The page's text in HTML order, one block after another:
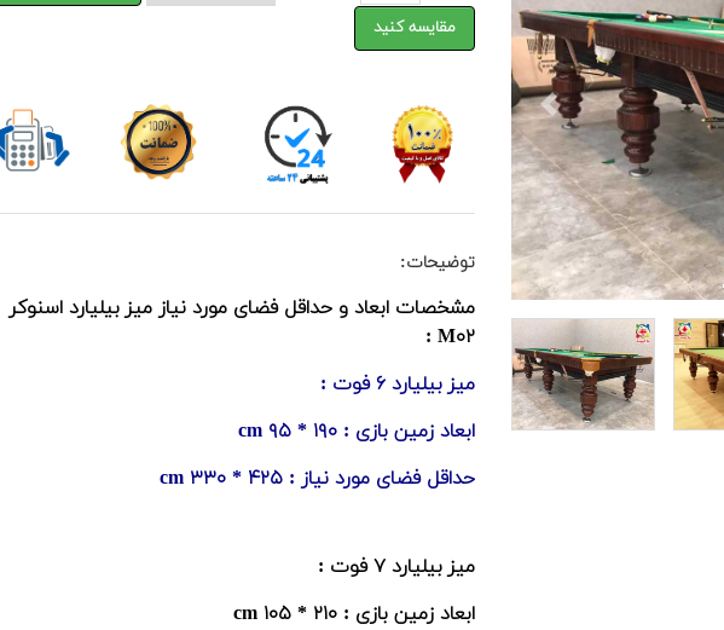
Previous
مقایسه کنید
توضیحات:
مشخصات ابعاد و حداقل فضای مورد نیاز میز بیلیارد اسنوکر
M۰۲ :
میز بیلیارد ۶ فوت :
ابعاد زمین بازی : ۱۹۰ * ۹۵ cm
حداقل فضای مورد نیاز : ۴۲۵ * ۳۳۰ cm
میز بیلیارد ۷ فوت :
ابعاد زمین بازی : ۲۱۰ * ۱۰۵ cm